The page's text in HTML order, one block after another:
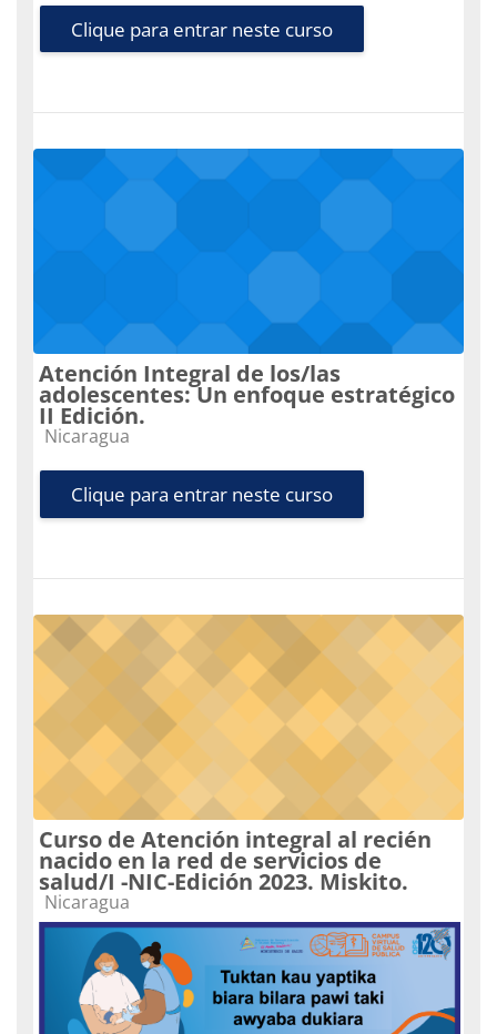
Clique para entrar neste curso
Atención Integral de los/las
adolescentes: Un enfoque estratégico
II Edición.
Categoria do curso
Nicaragua
Clique para entrar neste curso
Curso de Atención integral al recién
nacido en la red de servicios de
salud/I -NIC-Edición 2023. Miskito.
Categoria do curso
Nicaragua